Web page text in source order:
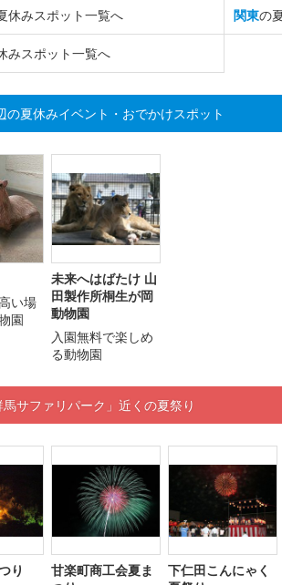
休みスポット一覧へ 関東の
みスポット一覧へ
の夏休みイベント・おでかけスポット
い場
園
未来へはばたけ 山
田製作所桐生が岡
動物園
入園無料で楽しめ
る動物園
馬サファリパーク」近くの夏祭り
り
甘楽町商工会夏ま
下仁田こんにゃく